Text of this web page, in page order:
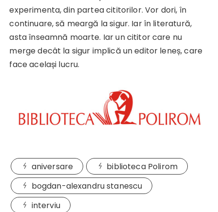
experimenta, din partea cititorilor. Vor dori, în
continuare, să meargă la sigur. Iar în literatură,
asta înseamnă moarte. Iar un cititor care nu
merge decât la sigur implică un editor leneș, care
face același lucru.
aniversare
biblioteca Polirom
bogdan-alexandru stanescu
interviu